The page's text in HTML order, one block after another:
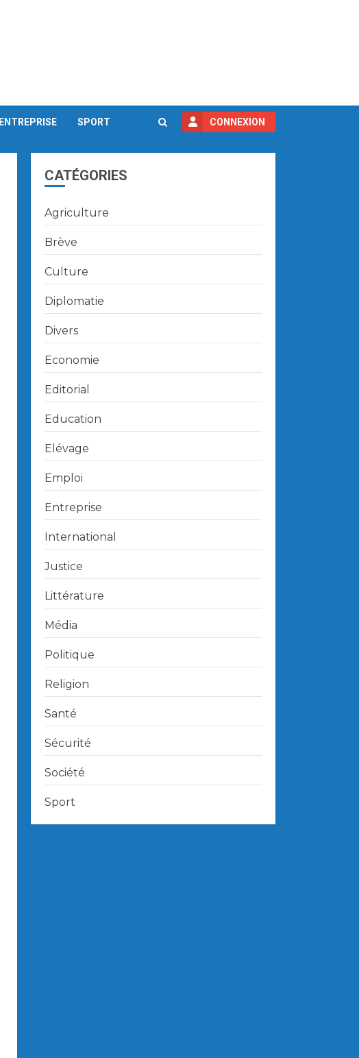
ENTREPRISE SPORT CONNEXION
CATÉGORIES
Agriculture
Brève
Culture
Diplomatie
Divers
Economie
Editorial
Education
Elévage
Emploi
Entreprise
International
Justice
Littérature
Média
Politique
Religion
Santé
Sécurité
Société
Sport